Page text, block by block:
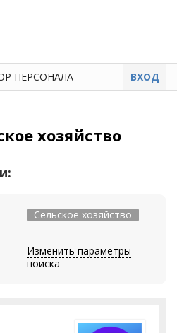
ПЕРСОНАЛА ВХОД
хозяйство
Сельское хозяйство
Изменить параметры
поиска